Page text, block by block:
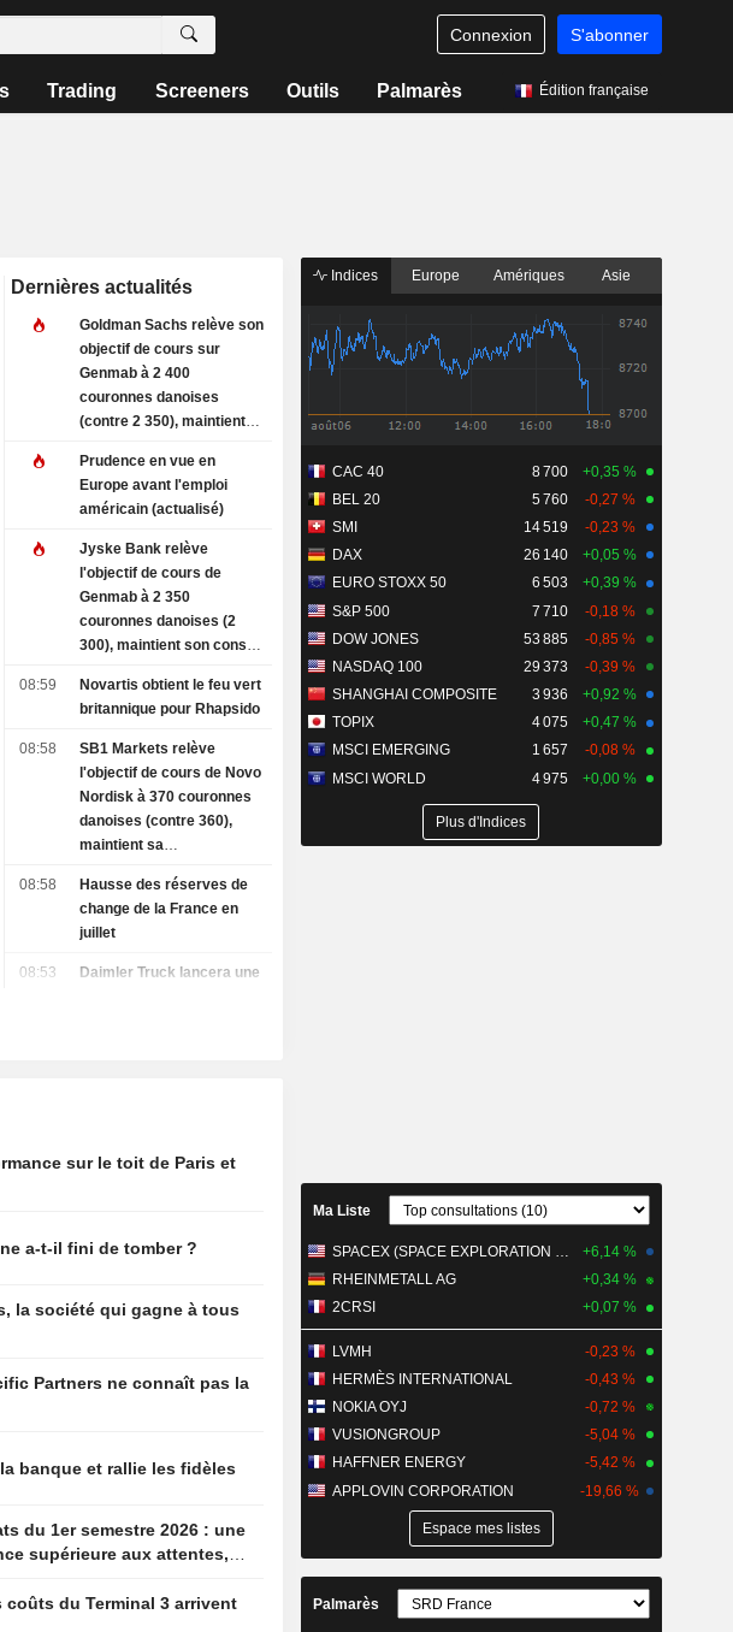
Connexion S'abonner
Trading Screeners Outils Palmarès Édition française
Dernières actualités
Goldman Sachs relève son
objectif de cours sur
Genmab à 2 400
couronnes danoises
(contre 2 350), maintient
l'achat - BN
Prudence en vue en
Europe avant l'emploi
américain (actualisé)
Jyske Bank relève
l'objectif de cours de
Genmab à 2 350
couronnes danoises (2
300), maintient son conseil
08:59
Novartis obtient le feu vert
britannique pour Rhapsido
08:58
SB1 Markets relève
l'objectif de cours de Novo
Nordisk à 370 couronnes
danoises (contre 360),
maintient sa
08:58
Hausse des réserves de
change de la France en
juillet
08:53
Daimler Truck lancera une
juin
d'affaires au premier
892 couronnes danoises
08:50
Jefferies anticipe des
avec l'accélération du
crédit et des flux de
exclue du portefeuille
sur le toit de Paris et
a-t-il fini de tomber ?
la société qui gagne à tous
Partners ne connaît pas la
banque et rallie les fidèles
supérieure aux attentes,
Indices Europe Amériques Asie
CAC 40 8 700
+0,35 %
BEL 20
5 760
-0,27 %
SMI
14 519
-0,23 %
DAX
26 140
+0,05 %
EURO STOXX 50
6 503
+0,39 %
S&P 500
7 710
-0,18 %
DOW JONES
53 885
-0,85 %
NASDAQ 100
29 373
-0,39 %
SHANGHAI COMPOSITE
3 936
+0,92 %
TOPIX
4 075
+0,47 %
MSCI EMERGING
1 657
-0,08 %
MSCI WORLD
4 975 +0,00 %
Plus d'Indices
Ma Liste
SPACEX (SPACE EXPLORATION TECHNOLOGIES)
+6,14 %
RHEINMETALL AG
+0,34 %
2CRSI
+0,07 %
LVMH
-0,23 %
HERMÈS INTERNATIONAL
-0,43 %
NOKIA OYJ
-0,72 %
VUSIONGROUP
-5,04 %
HAFFNER ENERGY
-5,42 %
APPLOVIN CORPORATION
-19,66 %
Espace mes listes
Palmarès